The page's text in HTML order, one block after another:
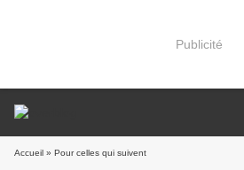
Publicité
Accueil » Pour celles qui suivent